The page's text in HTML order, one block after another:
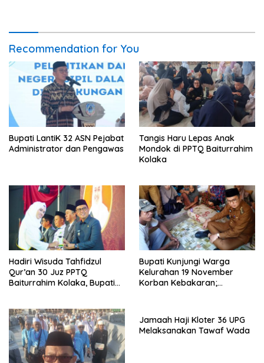
Recommendation for You
Bupati LantiK 32 ASN Pejabat
Administrator dan Pengawas
Tangis Haru Lepas Anak
Mondok di PPTQ Baiturrahim
Kolaka
Hadiri Wisuda Tahfidzul
Qur’an 30 Juz PPTQ
Baiturrahim Kolaka, Bupati
Bupati Kunjungi Warga
Kelurahan 19 November
Korban Kebakaran;
Jamaah Haji Kloter 36 UPG
Melaksanakan Tawaf Wada